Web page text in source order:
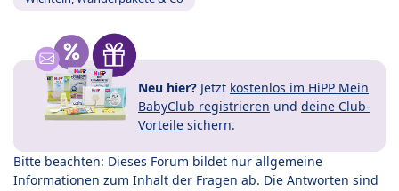
Neu hier? Jetzt kostenlos im HiPP Mein
BabyClub registrieren und deine Club-
Vorteile sichern.
Bitte beachten: Dieses Forum bildet nur allgemeine
Informationen zum Inhalt der Fragen ab. Die Antworten sind